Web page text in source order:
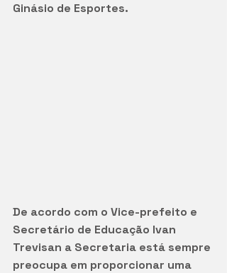
Ginásio de Esportes.
De acordo com o Vice-prefeito e
Secretário de Educação Ivan
Trevisan a Secretaria está sempre
preocupa em proporcionar uma